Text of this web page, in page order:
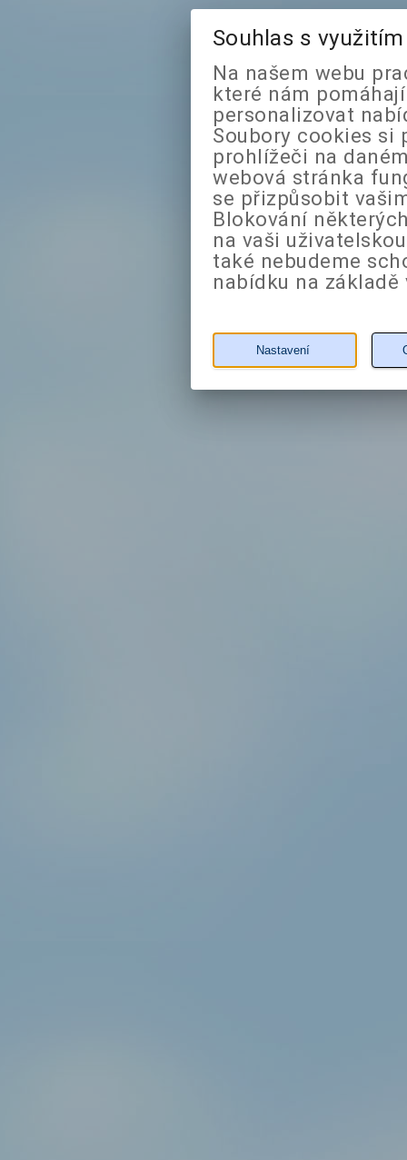
Souhlas s
Na našem webu
které nám
personalizovat
Soubory cookies si
prohlížeči na
webová stránka
se přizpůsobit
Blokování
na vaši
také nebudeme
nabídku na
Nastavení